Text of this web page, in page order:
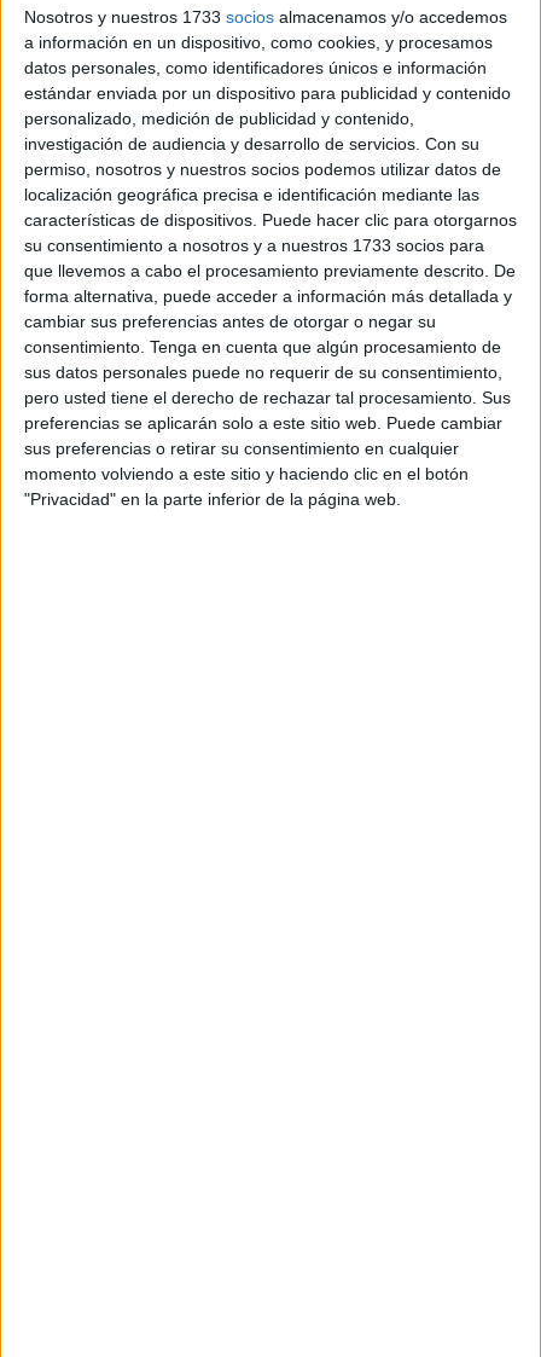
Nosotros y nuestros 1733 socios almacenamos y/o accedemos
a información en un dispositivo, como cookies, y procesamos
datos personales, como identificadores únicos e información
estándar enviada por un dispositivo para publicidad y contenido
personalizado, medición de publicidad y contenido,
investigación de audiencia y desarrollo de servicios. Con su
permiso, nosotros y nuestros socios podemos utilizar datos de
localización geográfica precisa e identificación mediante las
características de dispositivos. Puede hacer clic para otorgarnos
su consentimiento a nosotros y a nuestros 1733 socios para
que llevemos a cabo el procesamiento previamente descrito. De
forma alternativa, puede acceder a información más detallada y
cambiar sus preferencias antes de otorgar o negar su
consentimiento. Tenga en cuenta que algún procesamiento de
sus datos personales puede no requerir de su consentimiento,
pero usted tiene el derecho de rechazar tal procesamiento. Sus
preferencias se aplicarán solo a este sitio web. Puede cambiar
sus preferencias o retirar su consentimiento en cualquier
momento volviendo a este sitio y haciendo clic en el botón
"Privacidad" en la parte inferior de la página web.
dibujo o boceto del renacentista alemán Durero (1472-
1528) ‒ conservado en un museo de Viena‒, que
representa unas manos unidas, tal vez en oración, que la
leyenda ha ligado a una hermosa historia de amor fraterno
del pintor hacia su hermano.
El 22 de junio de 1986, se disputaba en el estadio Azteca
de la capital de México, el encuentro de cuartos de final
del Campeonato del Mundo, entre las selecciones de
Argentina e Inglaterra. Un centro desde la derecha, fue a
parar al área donde el delantero argentino Diego Armando
Maradona, se adelantó al portero inglés en un salto con el
brazo ligeramente levantado. El remate, que parecía estar
realizado con la cabeza, entró en la portería británica,
anotándose el gol. Ciertamente, con gran maestría, el astro
argentino consiguió disimular que el balón había sido
introducido con la mano. La expresión− atribuida al ídolo